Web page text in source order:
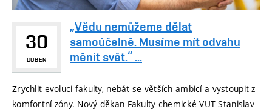
30
DUBEN
„Vědu nemůžeme dělat
samoúčelně. Musíme mít odvahu
měnit svět.“ ...
Zrychlit evoluci fakulty, nebát se větších ambicí a vystoupit z
komfortní zóny. Nový děkan Fakulty chemické VUT Stanislav